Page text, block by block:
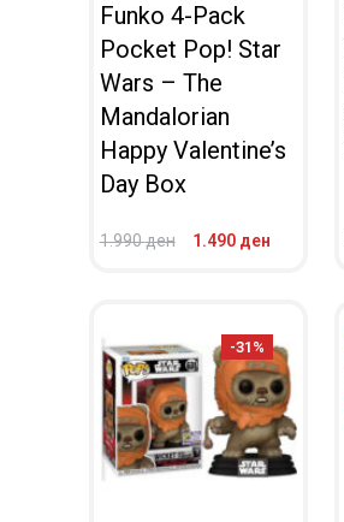
Funko 4-Pack
Pocket Pop! Star
Wars – The
Mandalorian
Happy Valentine’s
Day Box
1.990ден 1.490 ден
ВО КОШНИЧКА
-31%